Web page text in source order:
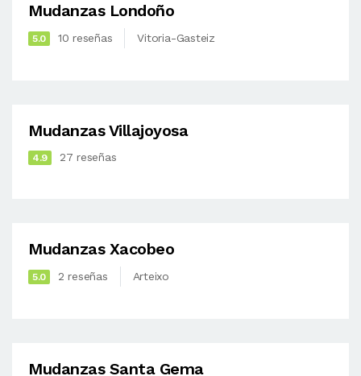
Mudanzas Londoño
5.0 10 reseñas Vitoria-Gasteiz
Mudanzas Villajoyosa
4.9 27 reseñas
Mudanzas Xacobeo
5.0 2 reseñas Arteixo
Mudanzas Santa Gema